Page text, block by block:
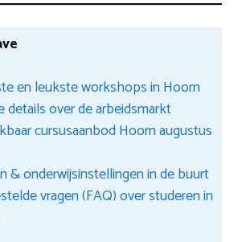
en leukste workshops in Hoorn
details over de arbeidsmarkt
cursusaanbod Hoorn augustus
& onderwijsinstellingen in de buurt
vragen (FAQ) over studeren in